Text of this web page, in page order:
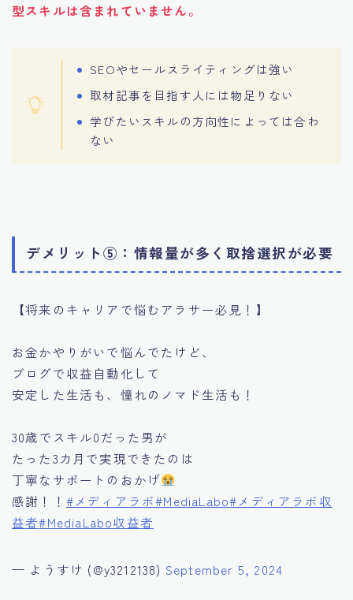
型スキルは含まれていません。
SEOやセールスライティングは強い
取材記事を目指す人には物足りない
学びたいスキルの方向性によっては合わ
ない
デメリット⑤：情報量が多く取捨選択が必要
【将来のキャリアで悩むアラサー必見！】
お金かやりがいで悩んでたけど、
ブログで収益自動化して
安定した生活も、憧れのノマド生活も！
30歳でスキル0だった男が
たった3カ月で実現できたのは
丁寧なサポートのおかげ
感謝！！ #メディアラボ#MediaLabo#メディアラボ収
益者#MediaLabo収益者
— ようすけ (@y3212138) September 5, 2024